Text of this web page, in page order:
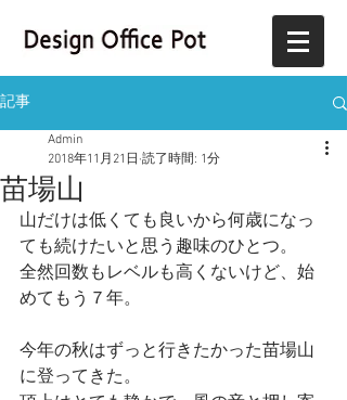
記事
苗場山
Admin
2018年11月21日 読了時間: 1分
山だけは低くても良いから何歳になっ
ても続けたいと思う趣味のひとつ。
全然回数もレベルも高くないけど、始
めてもう７年。
今年の秋はずっと行きたかった苗場山
に登ってきた。